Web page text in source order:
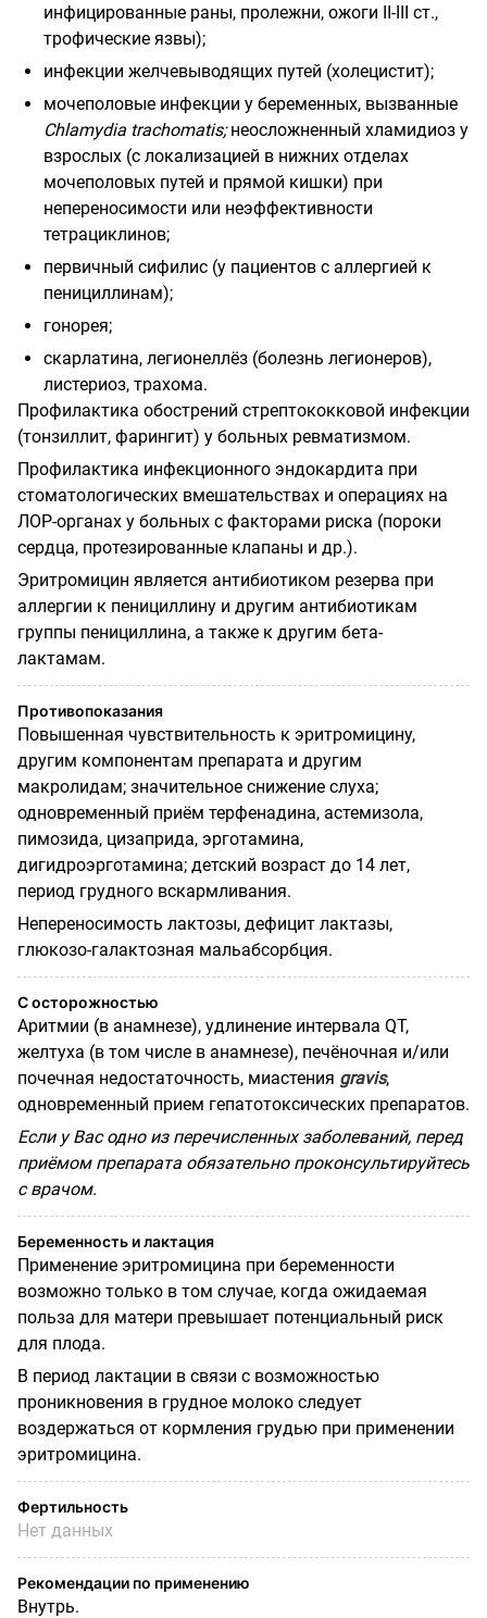
инфицированные раны, пролежни, ожоги II-III ст.,
трофические язвы);
инфекции желчевыводящих путей (холецистит);
мочеполовые инфекции у беременных, вызванные
Chlamydia trachomatis;неосложненный хламидиоз у
взрослых (с локализацией в нижних отделах
мочеполовых путей и прямой кишки) при
непереносимости или неэффективности
тетрациклинов;
первичный сифилис (у пациентов с аллергией к
пенициллинам);
гонорея;
скарлатина, легионеллёз (болезнь легионеров),
листериоз, трахома.
Профилактика обострений стрептококковой инфекции
(тонзиллит, фарингит) у больных ревматизмом.
Профилактика инфекционного эндокардита при
стоматологических вмешательствах и операциях на
ЛОР-органах у больных с факторами риска (пороки
сердца, протезированные клапаны и др.).
Эритромицин является антибиотиком резерва при
аллергии к пенициллину и другим антибиотикам
группы пенициллина, а также к другим бета-
лактамам.
Противопоказания
Повышенная чувствительность к эритромицину,
другим компонентам препарата и другим
макролидам; значительное снижение слуха;
одновременный приём терфенадина, астемизола,
пимозида, цизаприда, эрготамина,
дигидроэрготамина; детский возраст до 14 лет,
период грудного вскармливания.
Непереносимость лактозы, дефицит лактазы,
глюкозо-галактозная мальабсорбция.
С осторожностью
Аритмии (в анамнезе), удлинение интервала QT,
желтуха (в том числе в анамнезе), печёночная и/или
почечная недостаточность, миастения gravis,
одновременный прием гепатотоксических препаратов.
Если у Вас одно из перечисленных заболеваний, перед
приёмом препарата обязательно проконсультируйтесь
с врачом.
Беременность и лактация
Применение эритромицина при беременности
возможно только в том случае, когда ожидаемая
польза для матери превышает потенциальный риск
для плода.
В период лактации в связи с возможностью
проникновения в грудное молоко следует
воздержаться от кормления грудью при применении
эритромицина.
Фертильность
Нет данных
Рекомендации по применению
Внутрь.